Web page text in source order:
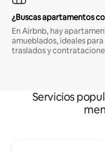
¿Buscas apartamentos
En Airbnb, hay
amueblados, ideales
traslados y
Servicios